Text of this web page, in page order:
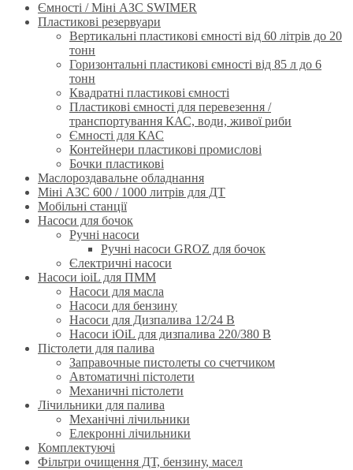
Ємності / Міні АЗС SWIMER
Пластикові резервуари
Вертикальні пластикові ємності від 60 літрів до 20
тонн
Горизонтальні пластикові ємності від 85 л до 6
тонн
Квадратні пластикові ємності
Пластикові ємності для перевезення /
транспортування КАС, води, живої риби
Ємності для КАС
Контейнери пластикові промислові
Бочки пластикові
Маслороздавальне обладнання
Міні АЗС 600 / 1000 литрів для ДТ
Мобільні станції
Насоси для бочок
Ручнi насоси
Ручні насоси GROZ для бочок
Єлектричні насоси
Насоси ioiL для ПММ
Насоси для масла
Насоси для бензину
Насоси для Дизпалива 12/24 B
Насоси iOiL для дизпалива 220/380 B
Пістолети для палива
Заправочные пистолеты со счетчиком
Автоматичні пістолети
Механичні пістолети
Лічильники для палива
Механічні лічильники
Елекронні лічильники
Комплектуючі
Фільтри очищення ДТ, бензину, масел